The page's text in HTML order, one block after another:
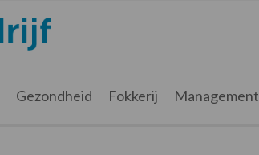
Gezondheid Fokkerij Management